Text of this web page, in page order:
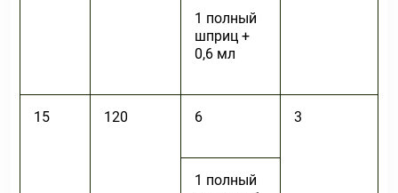
1 полный
шприц +
0,6 мл
15 120 6 3
1 полный